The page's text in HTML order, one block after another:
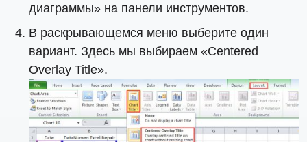
диаграммы» на панели инструментов.
В раскрывающемся меню выберите один
вариант. Здесь мы выбираем «Centered
Overlay Title».